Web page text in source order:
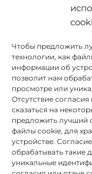
Чтобы предложить
технологии, как
информации об
позволит нам
просмотре или
Отсутствие
сказаться на
предложить лучший
файлы cookie, для
устройстве.
обрабатывать такие
уникальные
INSTITUTO
бенефициаром
целью которого
доступности, и